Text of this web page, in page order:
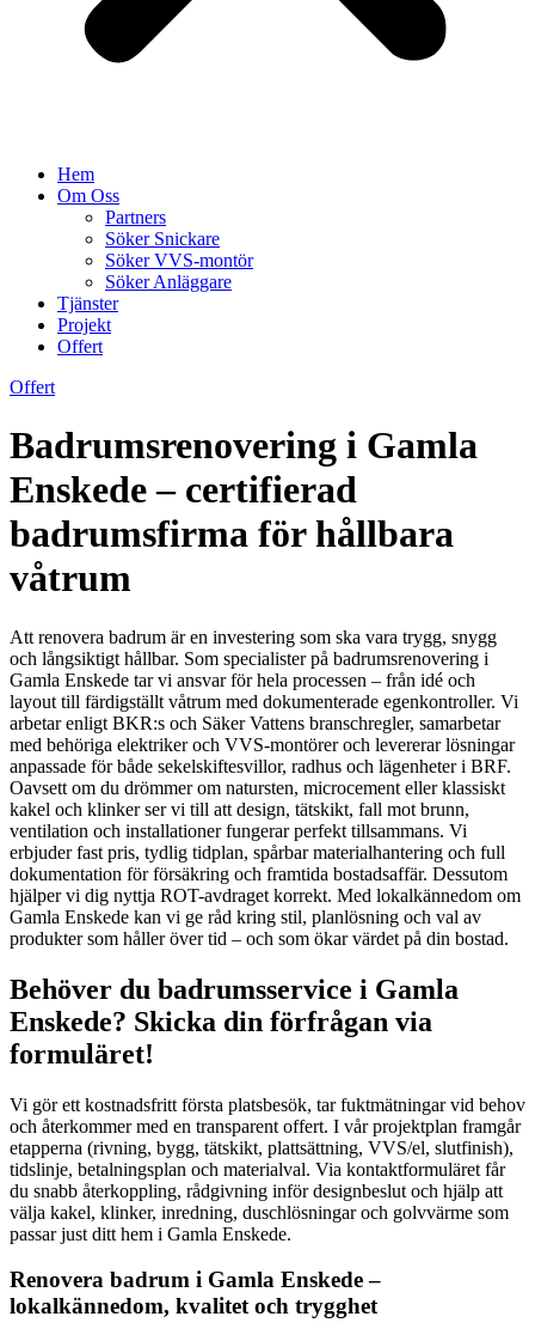
Hem
Om Oss
Partners
Söker Snickare
Söker VVS-montör
Söker Anläggare
Tjänster
Projekt
Offert
Offert
Badrumsrenovering i Gamla
Enskede – certifierad
badrumsfirma för hållbara
våtrum
Att renovera badrum är en investering som ska vara trygg, snygg
och långsiktigt hållbar. Som specialister på badrumsrenovering i
Gamla Enskede tar vi ansvar för hela processen – från idé och
layout till färdigställt våtrum med dokumenterade egenkontroller. Vi
arbetar enligt BKR:s och Säker Vattens branschregler, samarbetar
med behöriga elektriker och VVS-montörer och levererar lösningar
anpassade för både sekelskiftesvillor, radhus och lägenheter i BRF.
Oavsett om du drömmer om natursten, microcement eller klassiskt
kakel och klinker ser vi till att design, tätskikt, fall mot brunn,
ventilation och installationer fungerar perfekt tillsammans. Vi
erbjuder fast pris, tydlig tidplan, spårbar materialhantering och full
dokumentation för försäkring och framtida bostadsaffär. Dessutom
hjälper vi dig nyttja ROT-avdraget korrekt. Med lokalkännedom om
Gamla Enskede kan vi ge råd kring stil, planlösning och val av
produkter som håller över tid – och som ökar värdet på din bostad.
Behöver du badrumsservice i Gamla
Enskede? Skicka din förfrågan via
formuläret!
Vi gör ett kostnadsfritt första platsbesök, tar fuktmätningar vid behov
och återkommer med en transparent offert. I vår projektplan framgår
etapperna (rivning, bygg, tätskikt, plattsättning, VVS/el, slutfinish),
tidslinje, betalningsplan och materialval. Via kontaktformuläret får
du snabb återkoppling, rådgivning inför designbeslut och hjälp att
välja kakel, klinker, inredning, duschlösningar och golvvärme som
passar just ditt hem i Gamla Enskede.
Renovera badrum i Gamla Enskede –
lokalkännedom, kvalitet och trygghet